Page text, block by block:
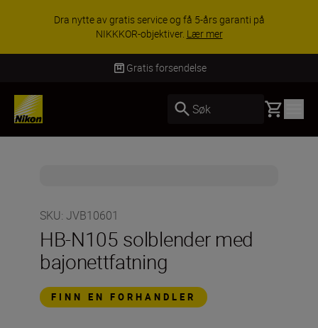
Dra nytte av gratis service og få 5-års garanti på
NIKKKOR-objektiver. Lær mer
Gratis forsendelse
Søk Basket
SKU: JVB10601
HB-N105 solblender med
bajonettfatning
FINN EN FORHANDLER